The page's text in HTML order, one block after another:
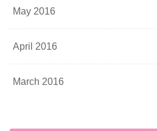
May 2016
April 2016
March 2016